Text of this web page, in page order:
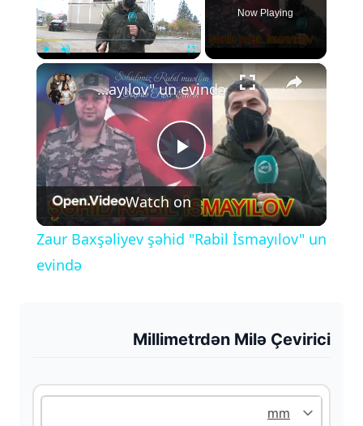
Fullscreen
Now Playing
×
P
l
Zaur Baxşəliyev şəhid "Rabil İsmayılov" un evində
Watch on
Zaur Baxşəliyev şəhid "Rabil İsmayılov" un
evində
Millimetrdən Milə Çevirici